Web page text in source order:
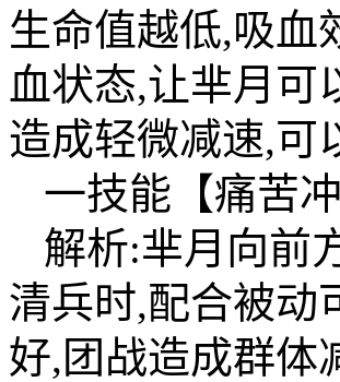
生命值越低,吸血
血状态,让芈月可
造成轻微减速,可
一技能【痛苦冲
解析:芈月向前
清兵时,配合被动
好,团战造成群体